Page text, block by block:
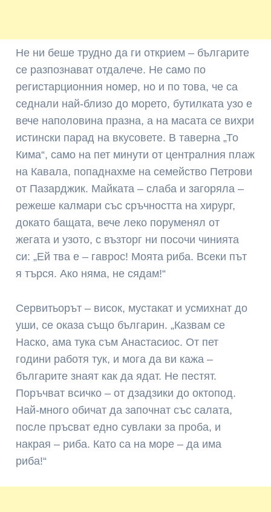
Не ни беше трудно да ги открием – българите
се разпознават отдалече. Не само по
регистарционния номер, но и по това, че са
седнали най-близо до морето, бутилката узо е
вече наполовина празна, а на масата се вихри
истински парад на вкусовете. В таверна „То
Кима“, само на пет минути от централния плаж
на Кавала, попаднахме на семейство Петрови
от Пазарджик. Майката – слаба и загоряла –
режеше калмари със сръчността на хирург,
докато бащата, вече леко поруменял от
жегата и узото, с възторг ни посочи чинията
си: „Ей тва е – гаврос! Моята риба. Всеки път
я търся. Ако няма, не сядам!“
Сервитьорът – висок, мустакат и усмихнат до
уши, се оказа също българин. „Казвам се
Наско, ама тука съм Анастасиос. От пет
години работя тук, и мога да ви кажа –
българите знаят как да ядат. Не пестят.
Поръчват всичко – от дзадзики до октопод.
Най-много обичат да започнат със салата,
после пръсват едно сувлаки за проба, и
накрая – риба. Като са на море – да има
риба!“